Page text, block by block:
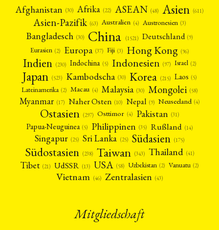
Afghanistan (30) Afrika (22) ASEAN (48) Asien (611)
Asien-Pazifik (63) Australien (4) Austronesien (3)
Bangladesch (30) China (1521) Deutschland (9)
Eurasien (2) Europa (37) Fiji (3) Hong Kong (96)
Indien (230) Indochina (5) Indonesien (97) Israel (2)
Japan (523) Kambodscha (30) Korea (215) Laos (5)
Lateinamerika (2) Macau (4) Malaysia (30) Mongolei (58)
Myanmar (17) Naher Osten (10) Nepal (9) Neuseeland (4)
Ostasien (297) Osttimor (4) Pakistan (31)
Papua-Neuguinea (5) Philippinen (35) Rußland (14)
Singapur (25) Sri Lanka (25) Südasien (175)
Südostasien (238) Taiwan (343) Thailand (41)
Tibet (21) UdSSR (13) USA (58) Uzbekistan (2) Vanuatu (2)
Vietnam (46) Zentralasien (43)
Mitgliedschaft